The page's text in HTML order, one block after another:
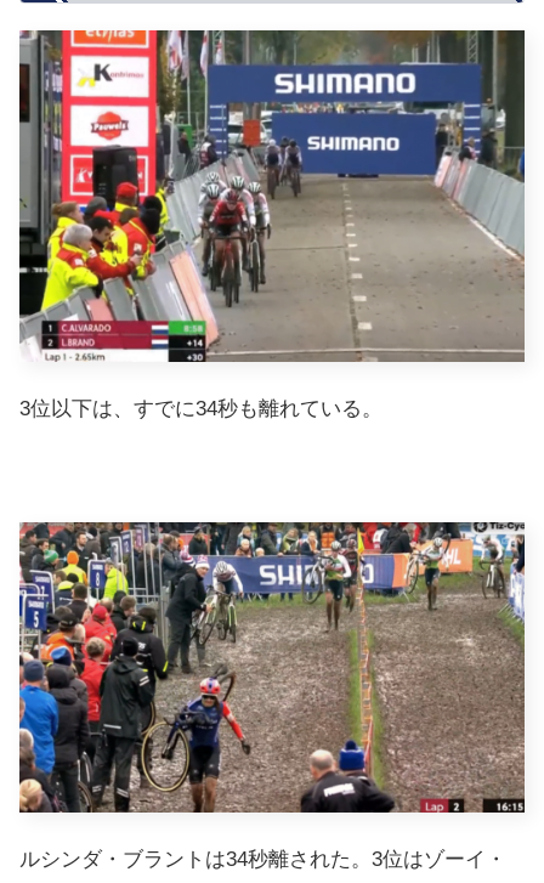
3位以下は、すでに34秒も離れている。
ルシンダ・ブラントは34秒離された。3位はゾーイ・